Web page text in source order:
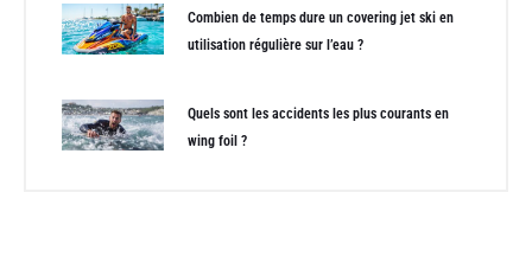
Combien de temps dure un covering jet ski en
utilisation régulière sur l’eau ?
Quels sont les accidents les plus courants en
wing foil ?